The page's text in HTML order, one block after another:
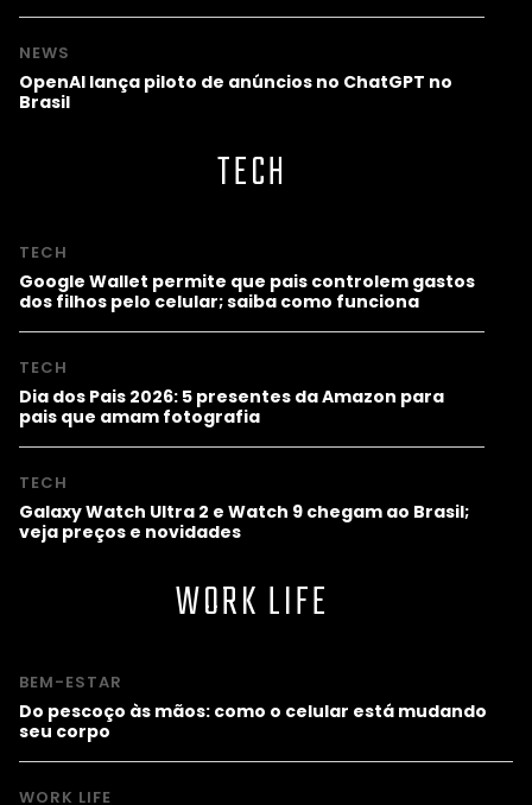
NEWS
OpenAI lança piloto de anúncios no ChatGPT no
Brasil
TECH
TECH
Google Wallet permite que pais controlem gastos
dos filhos pelo celular; saiba como funciona
TECH
Dia dos Pais 2026: 5 presentes da Amazon para
pais que amam fotografia
TECH
Galaxy Watch Ultra 2 e Watch 9 chegam ao Brasil;
veja preços e novidades
WORK LIFE
BEM-ESTAR
Do pescoço às mãos: como o celular está mudando
seu corpo
WORK LIFE